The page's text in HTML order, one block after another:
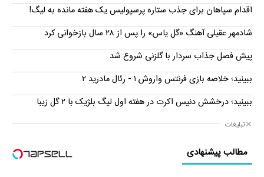
اقدام سپاهان برای جذب ستاره پرسپولیس یک هفته مانده به لیگ!
شادمهر عقیلی آهنگ «گل یاس» را پس از ۲۸ سال بازخوانی کرد
پیش فصل جذاب سردار با گلزنی شروع شد
ببینید؛ خلاصه بازی فرنتس واروش ۱ - رئال مادرید ۲
ببینید؛ درخشش دنیس اکرت در هفته اول لیگ بلژیک با ۲ گل زیبا
تبلیغات
مطالب پیشنهادی